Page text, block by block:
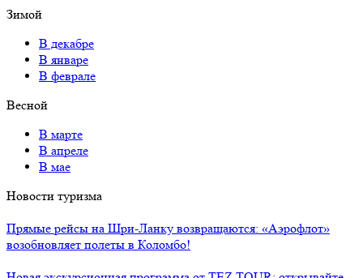
Зимой
В декабре
В январе
В феврале
Весной
В марте
В апреле
В мае
Новости туризма
Прямые рейсы на Шри-Ланку возвращаются: «Аэрофлот»
возобновляет полеты в Коломбо!